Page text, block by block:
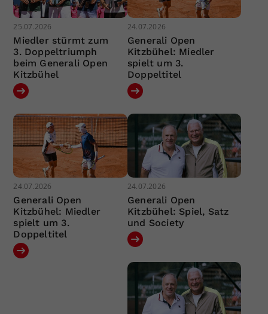
25.07.2026
Miedler stürmt zum
3. Doppeltriumph
beim Generali Open
Kitzbühel
24.07.2026
Generali Open
Kitzbühel: Miedler
spielt um 3.
Doppeltitel
24.07.2026
Generali Open
Kitzbühel: Miedler
spielt um 3.
Doppeltitel
24.07.2026
Generali Open
Kitzbühel: Spiel, Satz
und Society